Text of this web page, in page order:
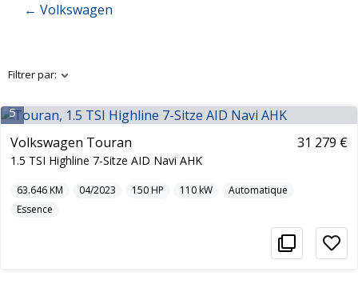
← Volkswagen
Filtrer par:
5
Volkswagen Touran
1.5 TSI Highline 7-Sitze AID Navi AHK
31 279 €
63.646KM 04/2023 150HP 110kW
Automatique
Essence